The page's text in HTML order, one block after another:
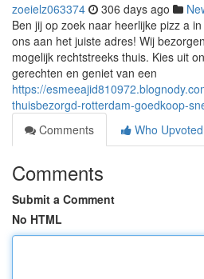
zoeielz063374 306 days ago
Ben jij op zoek naar heerlijke pizz a
ons aan het juiste adres! Wij
mogelijk rechtstreeks thuis. Kies uit
gerechten en geniet van een
https://
thuisbezorgd-rotterdam-goedkoop-
Comments
Who Upvoted
Comments
Submit a Comment
No HTML